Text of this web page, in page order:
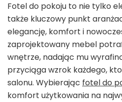
Fotel do pokoju to nie tylko
także kluczowy punkt
elegancję, komfort i
zaprojektowany mebel
wnętrze, nadając mu
przyciąga wzrok każdego,
salonu. Wybierając fotel do
komfort użytkowania na